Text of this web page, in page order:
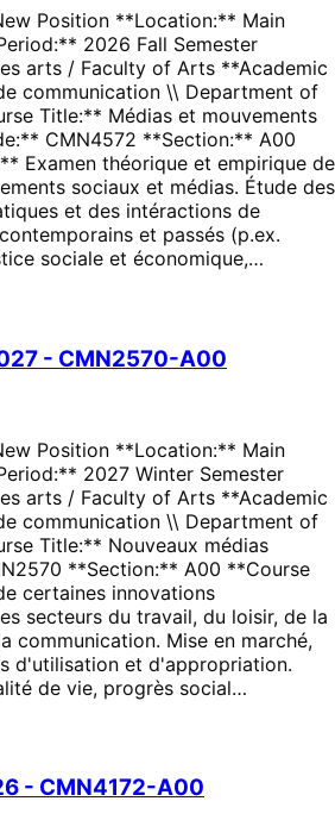
Position **Location:** Main
2026 Fall Semester
arts / Faculty of Arts **Academic
communication \\ Department of
Title:** Médias et mouvements
CMN4572 **Section:** A00
Examen théorique et empirique de
sociaux et médias. Étude des
et des intéractions de
et passés (p.ex.
sociale et économique,…
- CMN2570-A00
Position **Location:** Main
2027 Winter Semester
arts / Faculty of Arts **Academic
communication \\ Department of
Title:** Nouveaux médias
**Section:** A00 **Course
certaines innovations
secteurs du travail, du loisir, de la
communication. Mise en marché,
d'utilisation et d'appropriation.
de vie, progrès social…
- CMN4172-A00